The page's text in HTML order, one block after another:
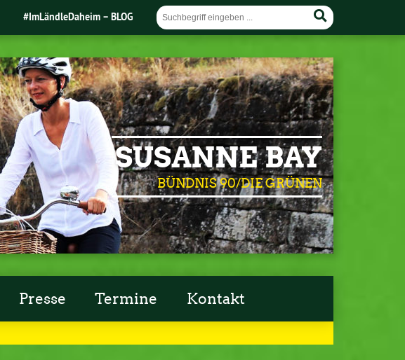
#ImLändleDaheim – BLOG
SUSANNE BAY
BÜNDNIS 90/DIE GRÜNEN
Presse Termine Kontakt